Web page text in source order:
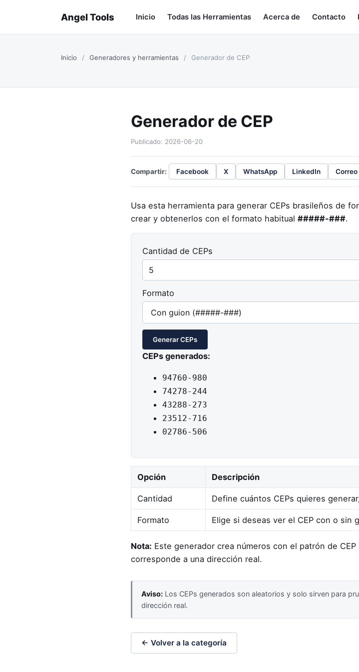
Angel Tools Inicio Todas las Herramientas Acerca de Contacto
Inicio / Generadores y herramientas / Generador de CEP
Generador de CEP
Publicado: 2026-06-20
Compartir: Facebook X WhatsApp LinkedIn Correo
Usa esta herramienta para generar CEPs brasileños de
crear y obtenerlos con el formato habitual #####-###.
Cantidad de CEPs
Formato
Generar CEPs
CEPs generados:
94760-980
74278-244
43288-273
23512-716
02786-506
Opción Descripción
Cantidad Define cuántos CEPs quieres
Formato Elige si deseas ver el CEP con o sin
Nota: Este generador crea números con el patrón de
corresponde a una dirección real.
Aviso: Los CEPs generados son aleatorios y solo sirven para
dirección real.
← Volver a la categoría